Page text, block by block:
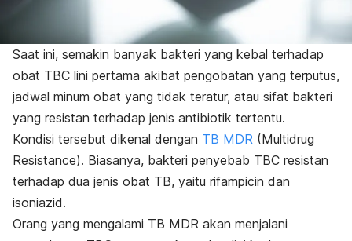
Saat ini, semakin banyak bakteri yang kebal terhadap
obat TBC lini pertama akibat pengobatan yang terputus,
jadwal minum obat yang tidak teratur, atau sifat bakteri
yang resistan terhadap jenis antibiotik tertentu.
Kondisi tersebut dikenal dengan TB MDR (Multidrug
Resistance). Biasanya, bakteri penyebab TBC resistan
terhadap dua jenis obat TB, yaitu rifampicin dan
isoniazid.
Orang yang mengalami TB MDR akan menjalani